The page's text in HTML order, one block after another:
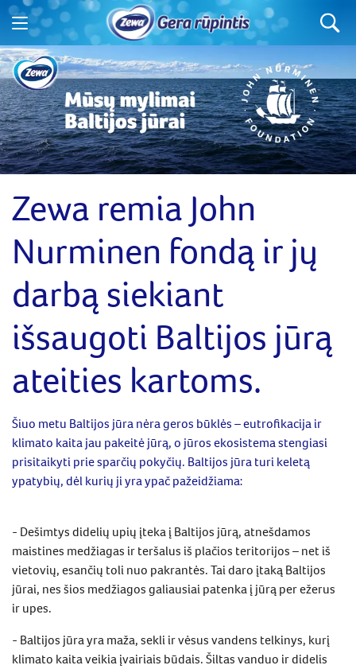
Ko ieškote?
Zewa remia John
Nurminen fondą ir jų
darbą siekiant
išsaugoti Baltijos jūrą
ateities kartoms.
Šiuo metu Baltijos jūra nėra geros būklės – eutrofikacija ir
klimato kaita jau pakeitė jūrą, o jūros ekosistema stengiasi
prisitaikyti prie sparčių pokyčių. Baltijos jūra turi keletą
ypatybių, dėl kurių ji yra ypač pažeidžiama:
- Dešimtys didelių upių įteka į Baltijos jūrą, atnešdamos
maistines medžiagas ir teršalus iš plačios teritorijos – net iš
vietovių, esančių toli nuo pakrantės. Tai daro įtaką Baltijos
jūrai, nes šios medžiagos galiausiai patenka į jūrą per ežerus
ir upes.
- Baltijos jūra yra maža, sekli ir vėsus vandens telkinys, kurį
klimato kaita veikia įvairiais būdais. Šiltas vanduo ir didelis